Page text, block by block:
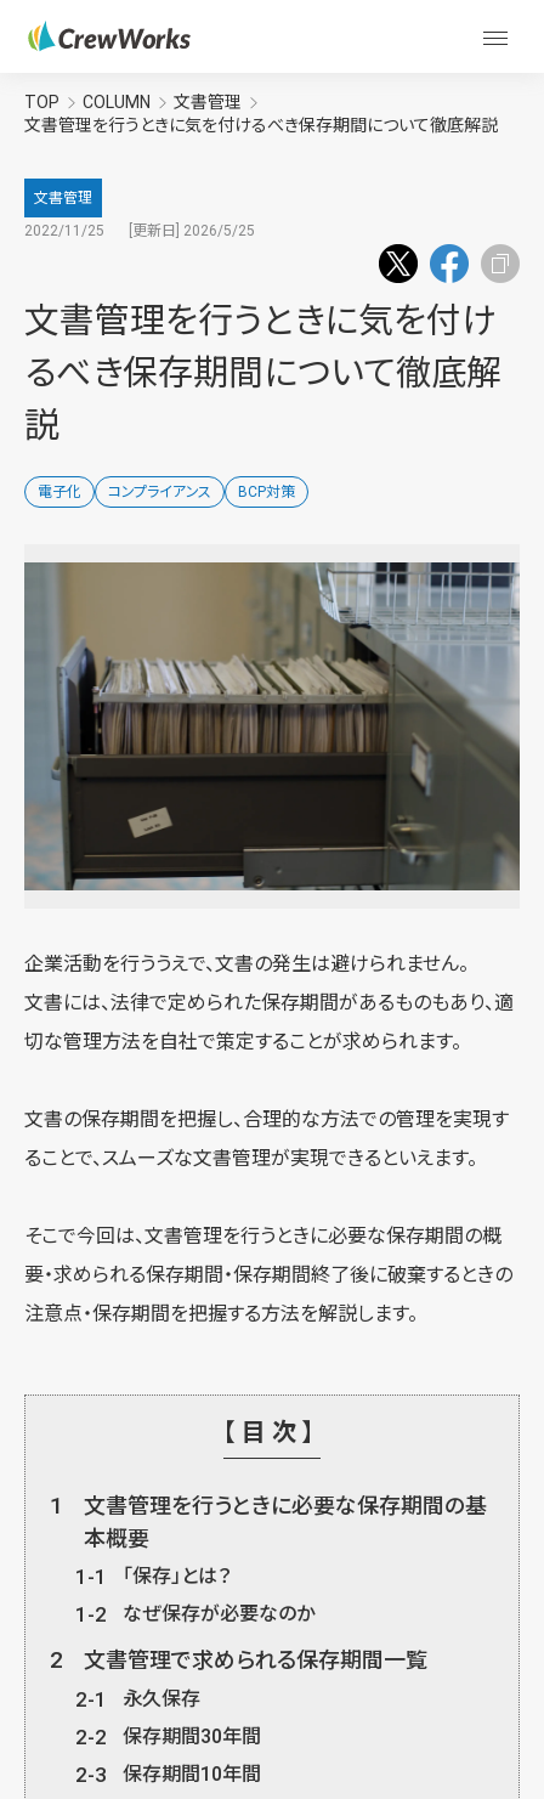
TOP COLUMN
文書管理
文書管理を行うときに気を付けるべき保存期間について徹底解説
文書管理
2022/11/25
[更新日] 2026/5/25
文書管理を行うときに気を付け
るべき保存期間について徹底解
説
電子化 コンプライアンス BCP対策
企業活動を行ううえで、文書の発生は避けられません。
文書には、法律で定められた保存期間があるものもあり、適
切な管理方法を自社で策定することが求められます。
文書の保存期間を把握し、合理的な方法での管理を実現す
ることで、スムーズな文書管理が実現できるといえます。
そこで今回は、文書管理を行うときに必要な保存期間の概
要・求められる保存期間・保存期間終了後に破棄するときの
注意点・保存期間を把握する方法を解説します。
【目次】
1
文書管理を行うときに必要な保存期間の基
本概要
1-1 「保存」とは？
1-2 なぜ保存が必要なのか
2 文書管理で求められる保存期間一覧
2-1 永久保存
2-2 保存期間30年間
2-3 保存期間10年間